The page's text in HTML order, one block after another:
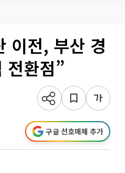
이전, 부산 경
전환점”
구글 선호매체 추가